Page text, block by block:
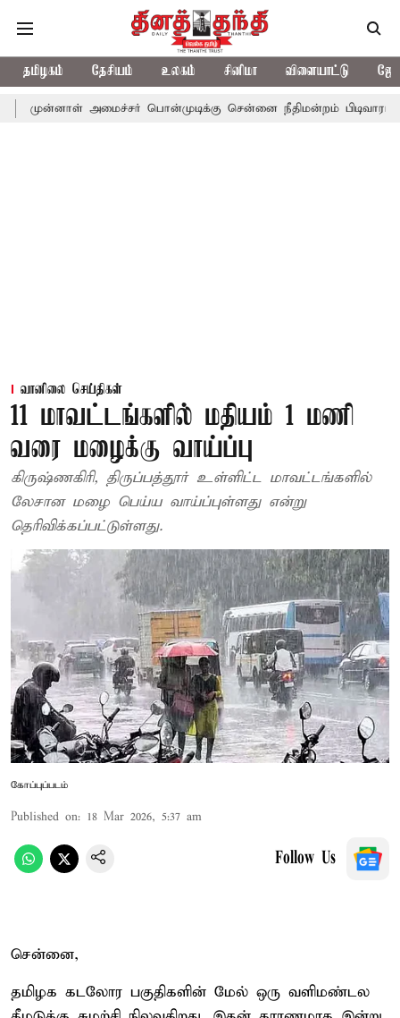
தமிழகம் தேசியம் உலகம் சினிமா விளையாட்டு
அமைச்சர் பொன்முடிக்கு சென்னை நீதிமன்றம் பிடிவாராண்ட்
வானிலை செய்திகள்
11 மாவட்டங்களில் மதியம் 1 மணி
வரை மழைக்கு வாய்ப்பு
கிருஷ்ணகிரி, திருப்பத்தூர் உள்ளிட்ட மாவட்டங்களில்
லேசான மழை பெய்ய வாய்ப்புள்ளது என்று
தெரிவிக்கப்பட்டுள்ளது.
கோப்புப்படம்
Published on: 18 Mar 2026, 5:37 am
Follow Us
சென்னை,
தமிழக கடலோர பகுதிகளின் மேல் ஒரு வளிமண்டல